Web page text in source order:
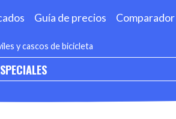
Guía de precios Comparador
y cascos de bicicleta